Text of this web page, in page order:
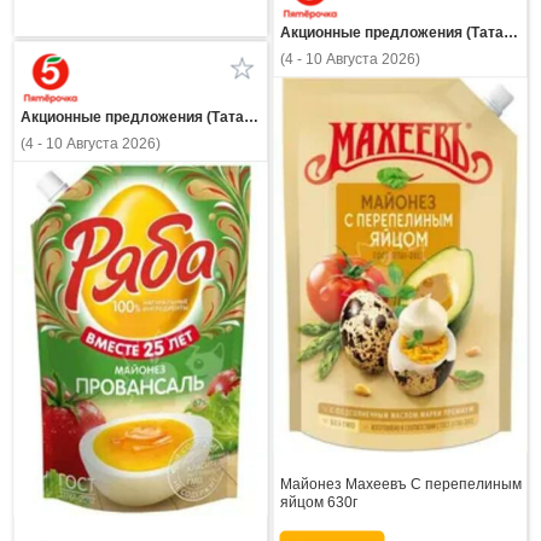
Акционные предложения (Татарстан)
(4 - 10 Августа 2026)
Майонез Махеевъ С перепелиным
яйцом 630г
Акционные предложения (Татарстан)
(4 - 10 Августа 2026)